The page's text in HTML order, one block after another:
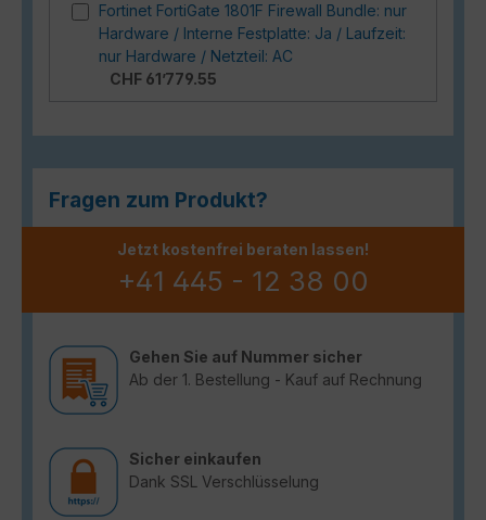
Fortinet FortiGate 1801F Firewall Bundle: nur
Hardware / Interne Festplatte: Ja / Laufzeit:
nur Hardware / Netzteil: AC
CHF 61’779.55
Fragen zum Produkt?
Jetzt kostenfrei beraten lassen!
+41 445 - 12 38 00
Gehen Sie auf Nummer sicher
Ab der 1. Bestellung - Kauf auf Rechnung
Sicher einkaufen
Dank SSL Verschlüsselung